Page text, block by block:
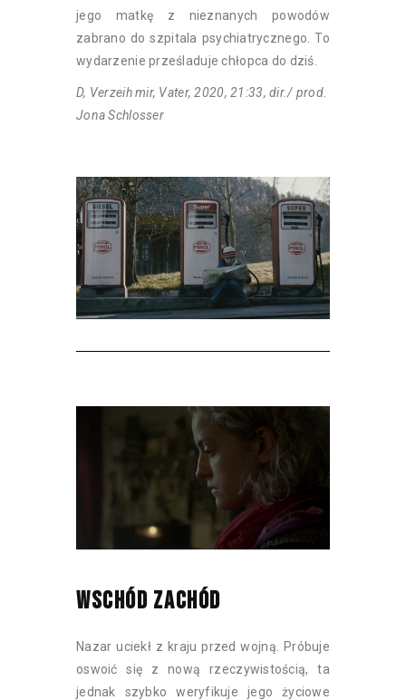
jego matkę z nieznanych powodów
zabrano do szpitala psychiatrycznego. To
wydarzenie prześladuje chłopca do dziś.
D, Verzeih mir, Vater, 2020, 21:33, dir./ prod.
Jona Schlosser
WSCHÓD ZACHÓD
Nazar uciekł z kraju przed wojną. Próbuje
oswoić się z nową rzeczywistością, ta
jednak szybko weryfikuje jego życiowe